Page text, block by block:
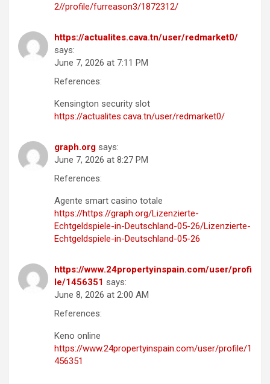
2//profile/furreason3/1872312/
https://actualites.cava.tn/user/redmarket0/
says:
June 7, 2026 at 7:11 PM
References:
Kensington security slot
https://actualites.cava.tn/user/redmarket0/
graph.org says:
June 7, 2026 at 8:27 PM
References:
Agente smart casino totale
https://https://graph.org/Lizenzierte-
Echtgeldspiele-in-Deutschland-05-26/Lizenzierte-
Echtgeldspiele-in-Deutschland-05-26
https://www.24propertyinspain.com/user/profi
le/1456351 says:
June 8, 2026 at 2:00 AM
References:
Keno online
https://www.24propertyinspain.com/user/profile/1
456351